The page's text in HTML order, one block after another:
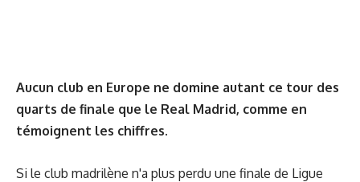
Aucun club en Europe ne domine autant ce tour des
quarts de finale que le Real Madrid, comme en
témoignent les chiffres.
Si le club madrilène n'a plus perdu une finale de Ligue